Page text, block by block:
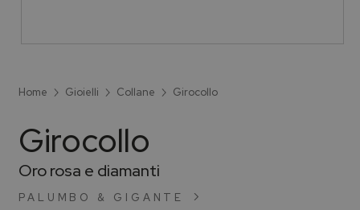
Home Gioielli Collane Girocollo
PALUMBO & GIGANTE
Girocollo
Oro rosa e diamanti